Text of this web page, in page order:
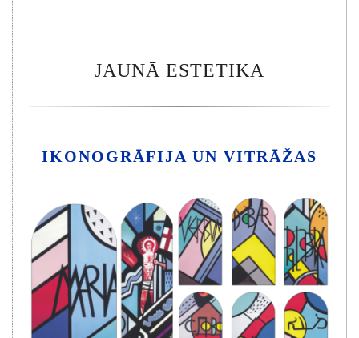
JAUNĀ ESTETIKA
IKONOGRĀFIJA UN VITRĀŽAS